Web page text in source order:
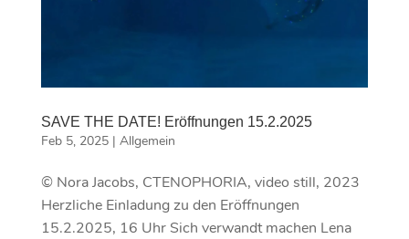
SAVE THE DATE! Eröffnungen 15.2.2025
Feb 5, 2025| Allgemein
© Nora Jacobs, CTENOPHORIA, video still, 2023
Herzliche Einladung zu den Eröffnungen
15.2.2025, 16 Uhr Sich verwandt machen Lena